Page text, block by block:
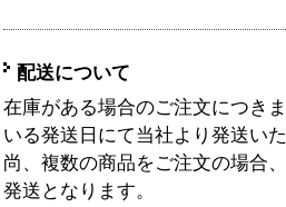
配送について
在庫がある場合のご注文につき
いる発送日にて当社より発送い
尚、複数の商品をご注文の場合
発送となります。